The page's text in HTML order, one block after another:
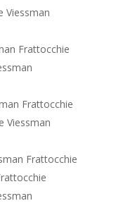
Viessman
Frattocchie
Frattocchie
Viessman
Frattocchie